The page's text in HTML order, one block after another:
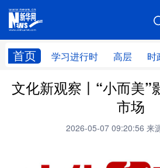
首页 学习进行时 高层 时
网站地图
学习进行时 高层
文化新观察丨“小而美”
市场
2026-05-07 09:20:56 来